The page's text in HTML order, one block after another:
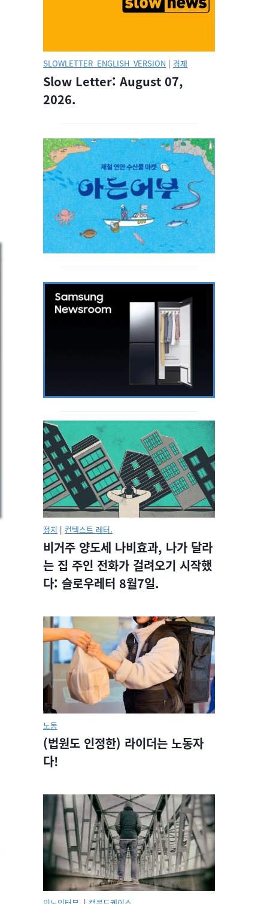
SLOWLETTER_ENGLISH_VERSION | 경제
Slow Letter: August 07,
2026.
정치 | 컨텍스트 레터.
비거주 양도세 나비효과, 나가 달라
는 집 주인 전화가 걸려오기 시작했
다: 슬로우레터 8월7일.
노동
(법원도 인정한) 라이더는 노동자
다!